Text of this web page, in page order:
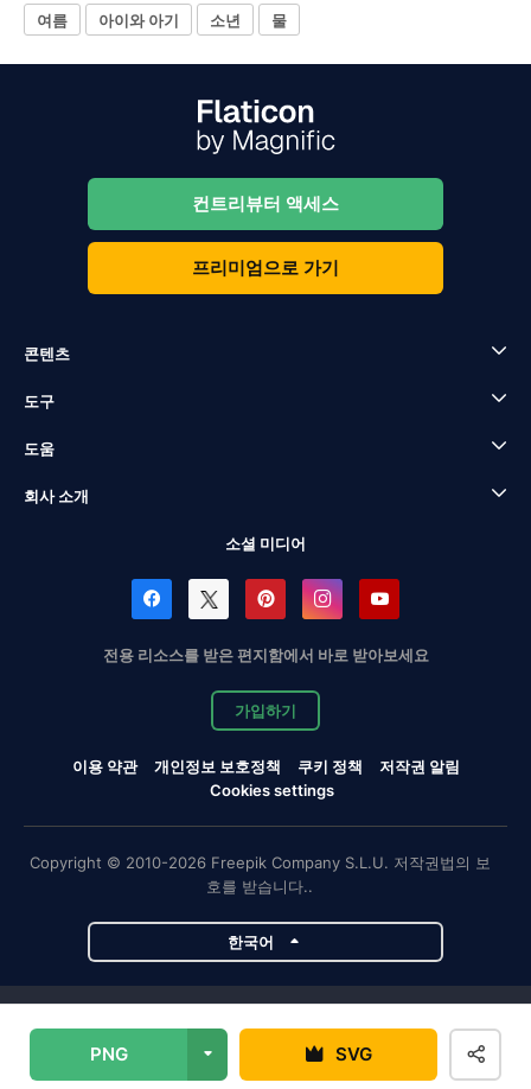
PNG SVG
여름 아이와 아기 소년 물
컨트리뷰터 액세스
프리미엄으로 가기
콘텐츠
도구
도움
회사 소개
소셜 미디어
전용 리소스를 받은 편지함에서 바로 받아보세요
가입하기
이용 약관 개인정보 보호정책 쿠키 정책
저작권 알림
Cookies settings
Copyright © 2010-2026 Freepik Company S.L.U. 저작권법의 보
호를 받습니다..
한국어